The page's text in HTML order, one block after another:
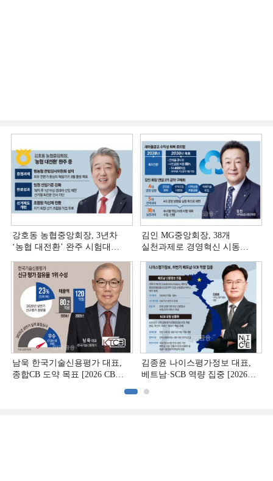
강호동 농협중앙회장, 3년차
‘농협 대전환ʼ 완주 시험대
김인 MG중앙회장, 38개
실천과제로 경영혁신 시동
남욱 한국기술신용평가 대표,
종합CB 도약 목표 [2026 CB사
김종윤 나이스평가정보 대표,
베트남·SCB 역량 집중 [2026